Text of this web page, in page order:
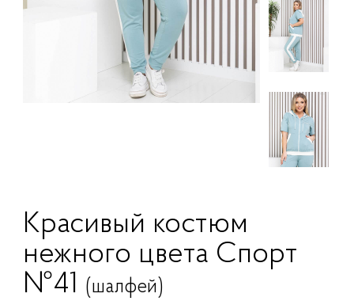
Красивый костюм
нежного цвета Спорт
№41 (шалфей)